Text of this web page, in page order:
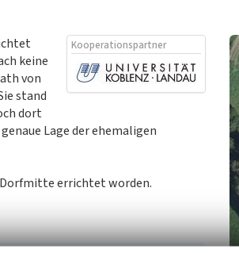
Kooperationspartner
keine
von
stand
dort
Lage der ehemaligen
errichtet worden.